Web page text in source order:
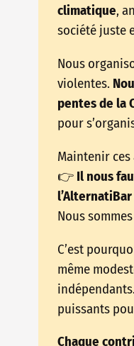
climatique,
société juste
Nous
violentes.
pentes de la
pour
Maintenir
👉 Il nous
Nous
C’est
même
puissants
Chaque